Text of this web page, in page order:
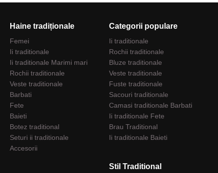
Haine tradiționale
Femei
Ii traditionale
Ii traditionale Marimi mari
Rochii traditionale
Veste traditionale
Barbati
Fete
Baieti
Botez traditional
Seturi ii traditionale
Accesorii
Categorii populare
Ii traditionale
Rochii traditionale
Bluze traditionale
Veste traditionale
Fuste traditionale
Sacouri traditionale
Camasi traditionale Barbati
Ii traditionale Fete
Brau Traditional
Ii traditionale Baieti
Stil Traditional